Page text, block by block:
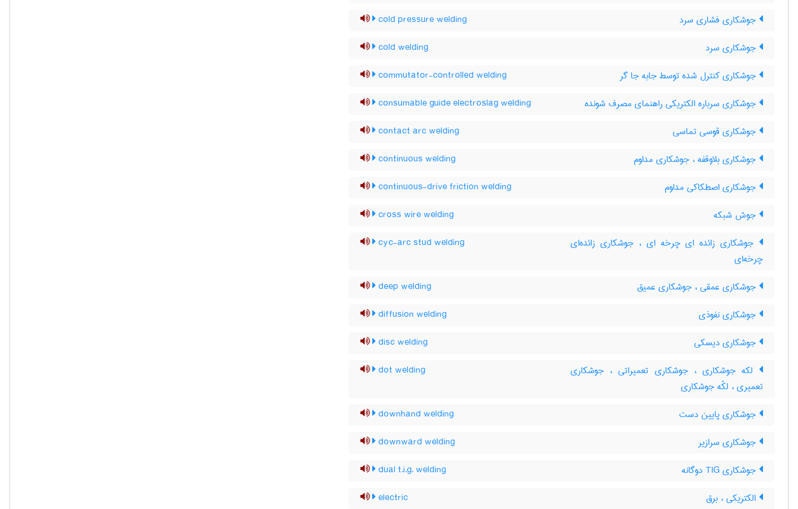
جوشکاری فشاری سرد cold pressure welding
جوشکاری سرد cold welding
جوشکاری کنترل شده توسط جابه جا گر commutator-controlled welding
جوشکاری سرباره الکتریکی راهنمای مصرف شونده consumable guide electroslag welding
جوشکاری قوسی تماسی contact arc welding
جوشکاری بلاوقفه ، جوشکاری مداوم continuous welding
جوشکاری اصطکاکی مداوم continuous-drive friction welding
جوش شبکه cross wire welding
جوشکاری زائده ای چرخه ای ، جوشکاری زائده‌ای
چرخه‌ای
cyc-arc stud welding
جوشکاری عمقی ، جوشکاری عمیق deep welding
جوشکاری نفوذی diffusion welding
جوشکاری دیسکی disc welding
لکه جوشکاری ، جوشکاری تعمیراتی ، جوشکاری
تعمیری ، لکّه جوشکاری
dot welding
جوشکاری پایین دست downhand welding
جوشکاری سرازیر downward welding
جوشکاری TIG دوگانه dual t.i.g. welding
الکتریکی ، برق electric